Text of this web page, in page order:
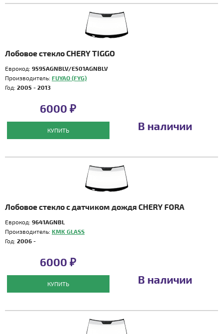
Лобовое стекло CHERY TIGGO
Еврокод: 9595AGNBLV/E501AGNBLV
Производитель: FUYAO (FYG)
Год: 2005 - 2013
6000 ₽
КУПИТЬ В наличии
Лобовое стекло с датчиком дождя CHERY FORA
Еврокод: 9641AGNBL
Производитель: KMK GLASS
Год: 2006 -
6000 ₽
КУПИТЬ В наличии